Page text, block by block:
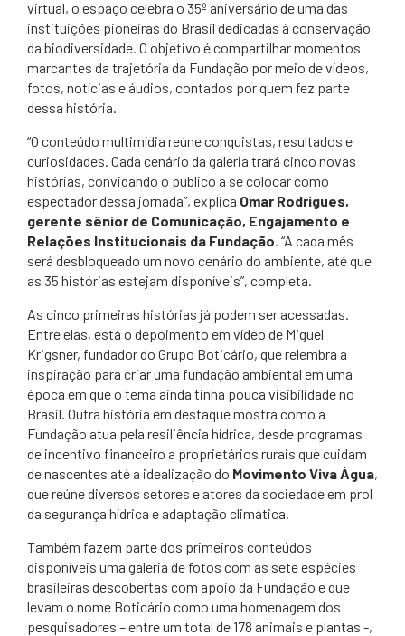
virtual, o espaço celebra o 35º aniversário de uma das
instituições pioneiras do Brasil dedicadas à conservação
da biodiversidade. O objetivo é compartilhar momentos
marcantes da trajetória da Fundação por meio de vídeos,
fotos, notícias e áudios, contados por quem fez parte
dessa história.
“O conteúdo multimídia reúne conquistas, resultados e
curiosidades. Cada cenário da galeria trará cinco novas
histórias, convidando o público a se colocar como
espectador dessa jornada”, explica Omar Rodrigues,
gerente sênior de Comunicação, Engajamento e
Relações Institucionais da Fundação. “A cada mês
será desbloqueado um novo cenário do ambiente, até que
as 35 histórias estejam disponíveis”, completa.
As cinco primeiras histórias já podem ser acessadas.
Entre elas, está o depoimento em vídeo de Miguel
Krigsner, fundador do Grupo Boticário, que relembra a
inspiração para criar uma fundação ambiental em uma
época em que o tema ainda tinha pouca visibilidade no
Brasil. Outra história em destaque mostra como a
Fundação atua pela resiliência hídrica, desde programas
de incentivo financeiro a proprietários rurais que cuidam
de nascentes até a idealização do Movimento Viva Água,
que reúne diversos setores e atores da sociedade em prol
da segurança hídrica e adaptação climática.
Também fazem parte dos primeiros conteúdos
disponíveis uma galeria de fotos com as sete espécies
brasileiras descobertas com apoio da Fundação e que
levam o nome Boticário como uma homenagem dos
pesquisadores – entre um total de 178 animais e plantas -,